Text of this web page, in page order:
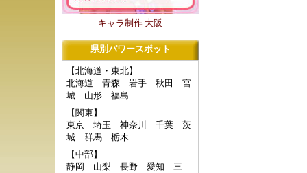
キャラ制作 大阪
県別パワースポット
【北海道・東北】
北海道
青森 岩手 秋田
宮
城
山形
福島
【関東】
東京
埼玉 神奈川 千葉
茨
城
群馬
栃木
【中部】
静岡
山梨 長野 愛知
三